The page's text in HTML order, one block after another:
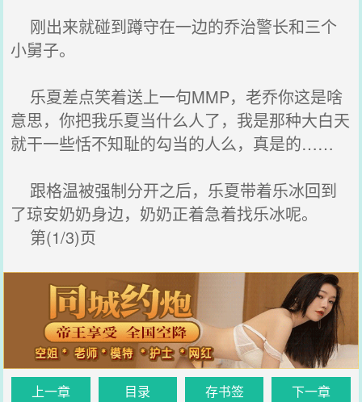
刚出来就碰到蹲守在一边的乔治警长和三个
小舅子。
乐夏差点笑着送上一句MMP，老乔你这是啥
意思，你把我乐夏当什么人了，我是那种大白天
就干一些恬不知耻的勾当的人么，真是的……
跟格温被强制分开之后，乐夏带着乐冰回到
了琼安奶奶身边，奶奶正着急着找乐冰呢。
第(1/3)页
上一章 目录 存书签 下一章